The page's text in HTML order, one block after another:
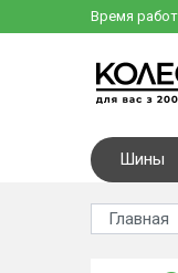
Время
Шины
Главная